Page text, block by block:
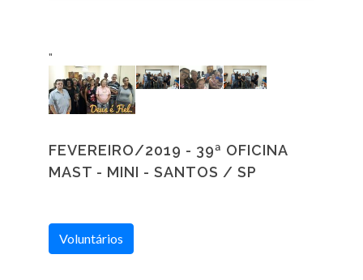
"
FEVEREIRO/2019 - 39ª OFICINA
MAST - MINI - SANTOS / SP
Voluntários